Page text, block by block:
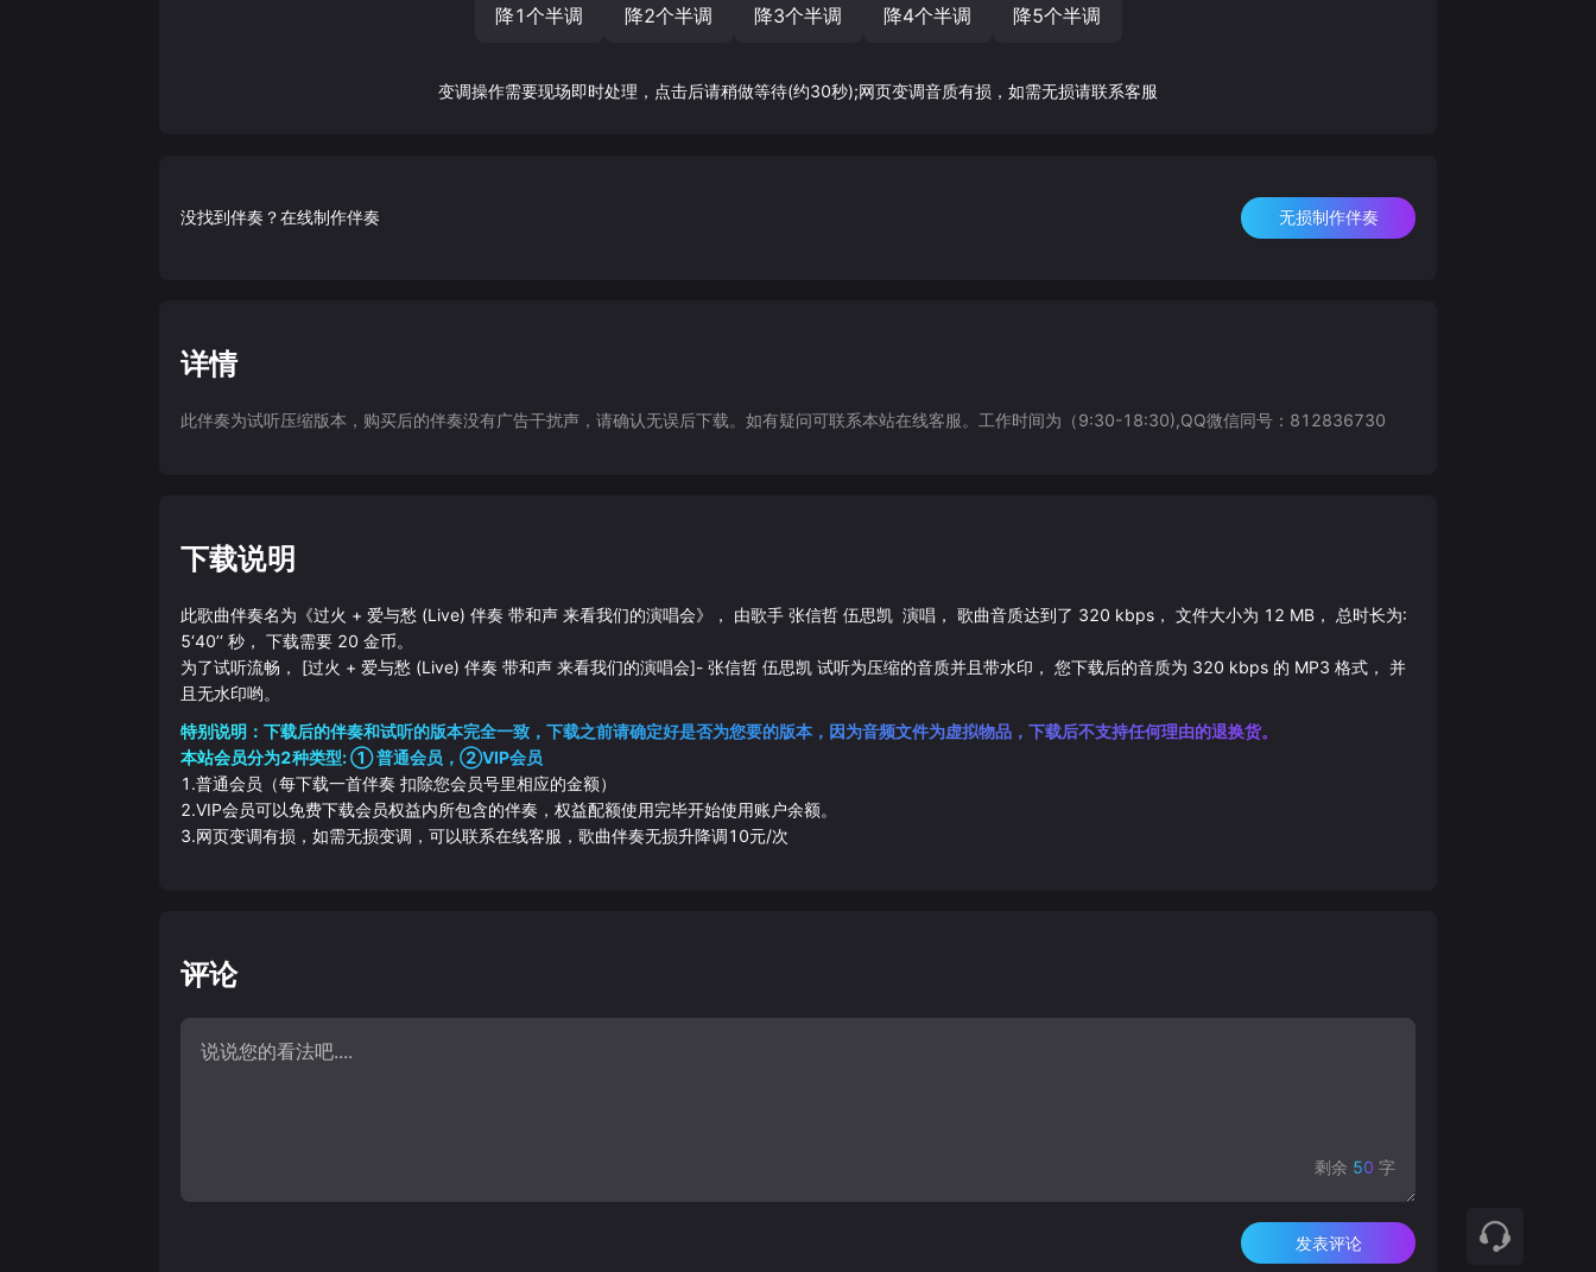
降1个半调 降2个半调 降3个半调 降4个半调 降5个半调
变调操作需要现场即时处理，点击后请稍做等待(约30秒);网页变调音质有损，如需无损请联系客服
没找到伴奏？在线制作伴奏 无损制作伴奏
详情
此伴奏为试听压缩版本，购买后的伴奏没有广告干扰声，请确认无误后下载。如有疑问可联系本站在线客服。工作时间为（9:30-18:30),QQ微信同号：812836730
下载说明
此歌曲伴奏名为《过火 + 爱与愁 (Live) 伴奏 带和声 来看我们的演唱会》， 由歌手 张信哲 伍思凯 演唱， 歌曲音质达到了 320 kbps， 文件大小为 12 MB， 总时长为:
5‘40’‘秒， 下载需要 20 金币。
为了试听流畅， [过火 + 爱与愁 (Live) 伴奏 带和声 来看我们的演唱会]- 张信哲 伍思凯 试听为压缩的音质并且带水印， 您下载后的音质为 320 kbps 的 MP3 格式， 并
且无水印哟。
特别说明：下载后的伴奏和试听的版本完全一致，下载之前请确定好是否为您要的版本，因为音频文件为虚拟物品，下载后不支持任何理由的退换货。
本站会员分为2种类型: ① 普通会员，②VIP会员
1.普通会员（每下载一首伴奏 扣除您会员号里相应的金额）
2.VIP会员可以免费下载会员权益内所包含的伴奏，权益配额使用完毕开始使用账户余额。
3.网页变调有损，如需无损变调，可以联系在线客服，歌曲伴奏无损升降调10元/次
评论
剩余 50 字
发表评论